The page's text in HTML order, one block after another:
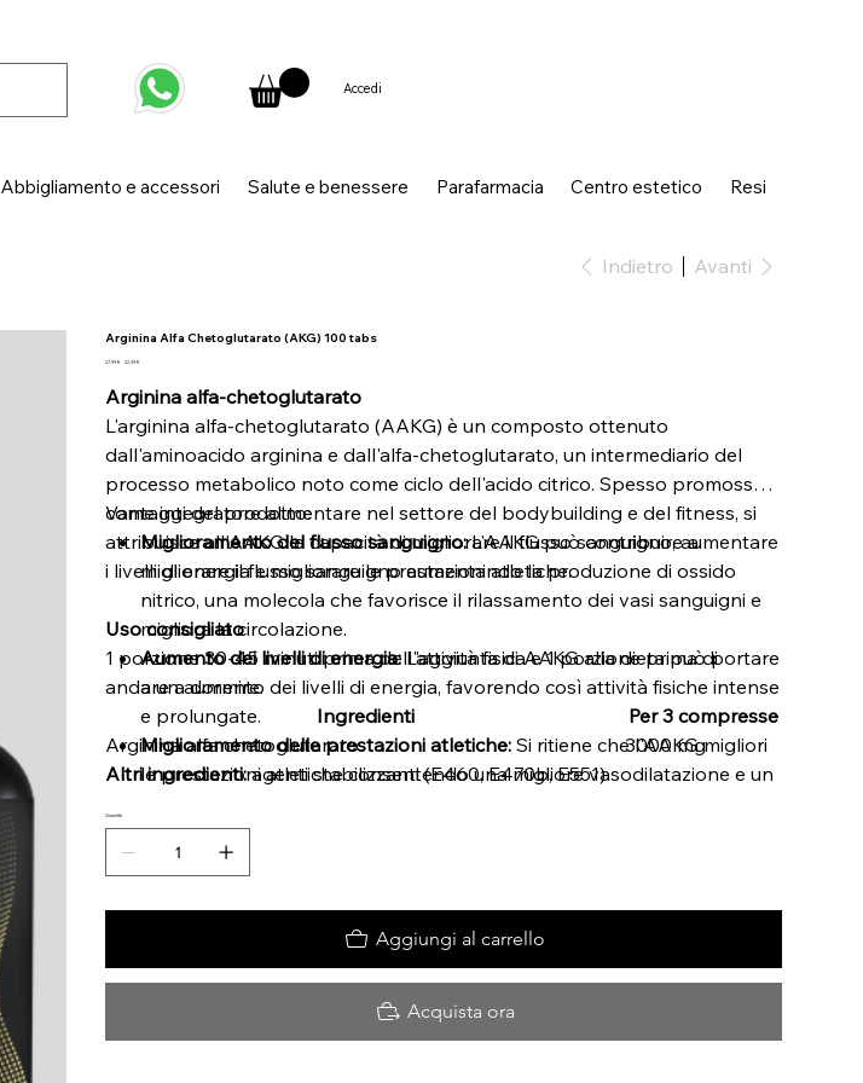
Abbigliamento e accessori Salute e benessere Parafarmacia Centro estetico Resi
Accedi
Indietro Avanti
Arginina Alfa Chetoglutarato (AKG) 100 tabs
Prezzo
27,99 €
Prezzo
22,39 €
Arginina alfa-chetoglutarato
L'arginina alfa-chetoglutarato (AAKG) è un composto ottenuto
dall'aminoacido arginina e dall'alfa-chetoglutarato, un intermediario del
processo metabolico noto come ciclo dell'acido citrico. Spesso promosso
come integratore alimentare nel settore del bodybuilding e del fitness, si
attribuisce all'AAKG la capacità di migliorare il flusso sanguigno, aumentare
i livelli di energia e migliorare le prestazioni atletiche.
Vantaggi del prodotto:
Miglioramento del flusso sanguigno:L'AAKG può contribuire a
migliorare il flusso sanguigno aumentando la produzione di ossido
nitrico, una molecola che favorisce il rilassamento dei vasi sanguigni e
migliora la circolazione.
Aumento dei livelli di energia:L'aggiunta di AAKG alla dieta può portare
a un aumento dei livelli di energia, favorendo così attività fisiche intense
e prolungate.
Miglioramento delle prestazioni atletiche:Si ritiene che l'AAKG migliori
le prestazioni atletiche consentendo una migliore vasodilatazione e un
Supporto per il bodybuilding:
sanguigno e sull'energia, l'AAKG viene spesso utilizzato nel contesto
recupero dopo allenamenti intensi.
Uso consigliato
1 porzione 30-45 minuti prima dell'attività fisica e 1 porzione prima di
andare a dormire.
Ingredienti
Per 3 compresse
Arginina alfa chetoglutarato
3000 mg
Altri ingredienti:agenti stabilizzanti (E460, E470b, E551)
Quantità
Aggiungi al carrello
Acquista ora